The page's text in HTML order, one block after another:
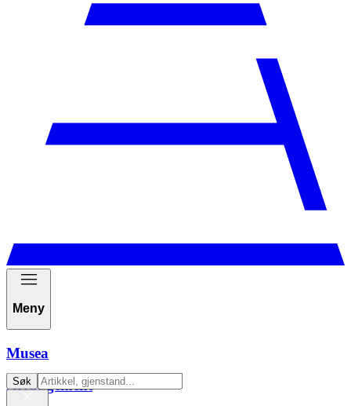
Meny
Musea
Arrangement
Søk